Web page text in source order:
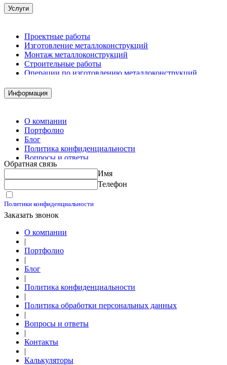
Услуги
Проектные работы
Изготовление металлоконструкций
Монтаж металлоконструкций
Строительные работы
Операции по изготовлению металлоконструкций
Комплектация металлопроката
Изготовление винтовых свай
Информация
О компании
Портфолио
Блог
Политика конфиденциальности
Вопросы и ответы
Контакты
Обратная связь
Имя
Телефон
Политики конфиденциальности
Заказать звонок
О компании
|
Портфолио
|
Блог
|
Политика конфиденциальности
|
Политика обработки персональных данных
|
Вопросы и ответы
|
Контакты
|
Калькуляторы